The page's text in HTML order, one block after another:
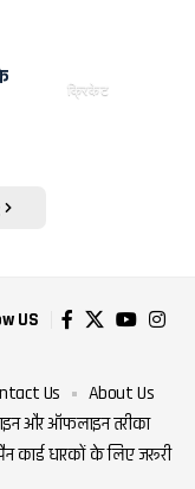
क्रिकेट
US
Us
About Us
और ऑफलाइन तरीका
कार्ड धारकों के लिए जरूरी